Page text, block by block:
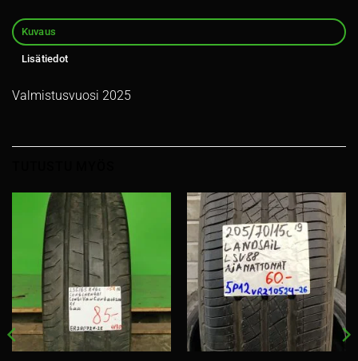
Kuvaus
Lisätiedot
Valmistusvuosi 2025